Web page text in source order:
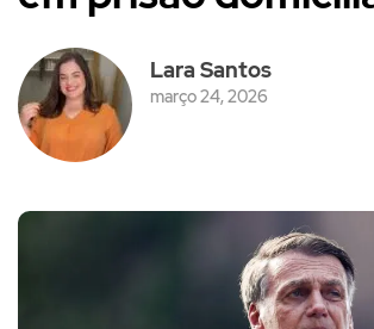
Lara Santos
março 24, 2026